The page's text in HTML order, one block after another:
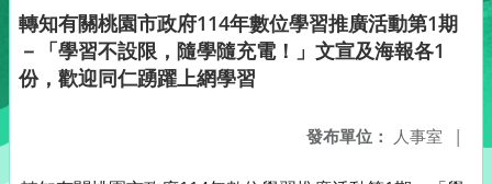
轉知有關桃園市政府114年數位學習推廣活動第1期
－「學習不設限，隨學隨充電！」文宣及海報各1
份，歡迎同仁踴躍上網學習
發布單位： 人事室 |